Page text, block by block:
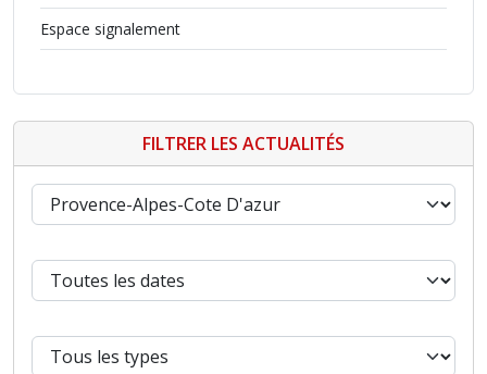
Espace signalement
FILTRER LES ACTUALITÉS